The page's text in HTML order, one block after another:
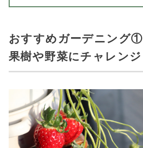
おすすめガーデニング①
果樹や野菜にチャレンジ